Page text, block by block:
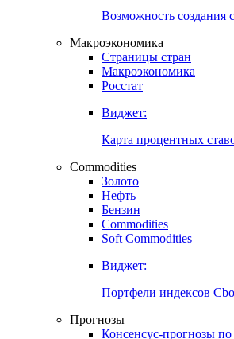
Ставки центральных
Создать индекс
Возможность создания
Страницы стран
Росстат
Виджет:
Карта процентных
Commodities
Золото
Бензин
Soft Commodities
Виджет: